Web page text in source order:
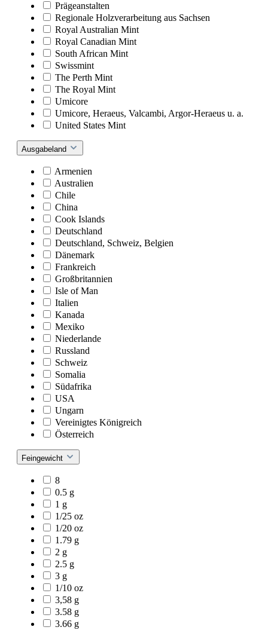
Prägeanstalten
Regionale Holzverarbeitung aus Sachsen
Royal Australian Mint
Royal Canadian Mint
South African Mint
Swissmint
The Perth Mint
The Royal Mint
Umicore
Umicore, Heraeus, Valcambi, Argor-Heraeus u. a.
United States Mint
Ausgabeland
Armenien
Australien
Chile
China
Cook Islands
Deutschland
Deutschland, Schweiz, Belgien
Dänemark
Frankreich
Großbritannien
Isle of Man
Italien
Kanada
Mexiko
Niederlande
Russland
Schweiz
Somalia
Südafrika
USA
Ungarn
Vereinigtes Königreich
Österreich
Feingewicht
8
0.5 g
1 g
1/25 oz
1/20 oz
1.79 g
2 g
2.5 g
3 g
1/10 oz
3,58 g
3.58 g
3.66 g